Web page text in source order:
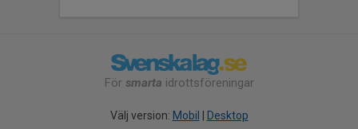
För smarta idrottsföreningar
Välj version: Mobil Desktop